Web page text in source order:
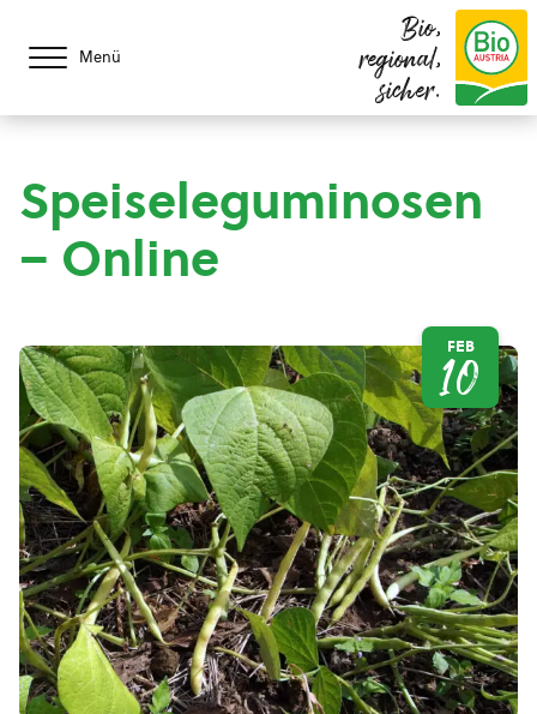
Menü
Bio,
regional,
sicher.
Speiseleguminosen
– Online
FEB
10